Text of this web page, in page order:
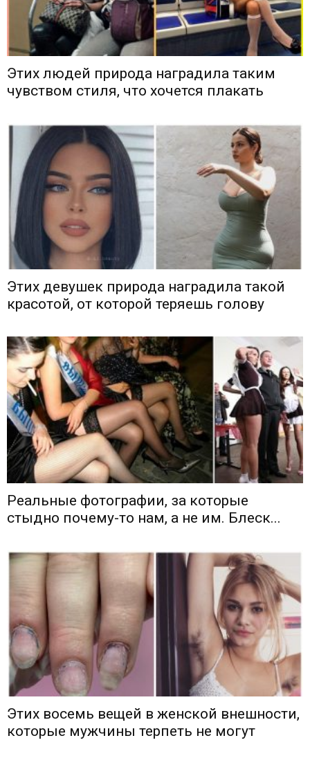
Этих людей природа наградила таким
чувством стиля, что хочется плакать
Этих девушек природа наградила такой
красотой, от которой теряешь голову
Реальные фотографии, за которые
стыдно почему-то нам, а не им. Блеск...
Этих восемь вещей в женской внешности,
которые мужчины терпеть не могут